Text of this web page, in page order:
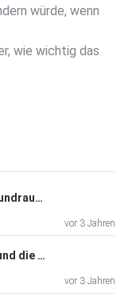
würde, wenn
wie wichtig das
Szene 5: Dr. Ina Roß und das Grundrauschen der Kulturschaffenden
vor 3 Jahren
Szene 3: Jens Fischer Rodrian und die Armada der Irren
vor 3 Jahren